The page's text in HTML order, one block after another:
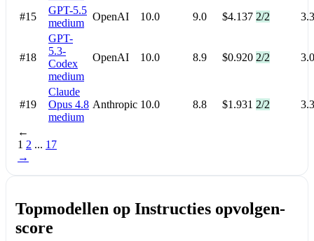
#15
GPT-5.5
medium
OpenAI 10.0 9.0 $4.137 2/2
#18
GPT-
5.3-
Codex
medium
OpenAI 10.0 8.9 $0.920 2/2
#19
Claude
Opus 4.8
medium
Anthropic 10.0 8.8 $1.931 2/2
←
1 2 ... 17
→
Topmodellen op Instructies opvolgen-
score